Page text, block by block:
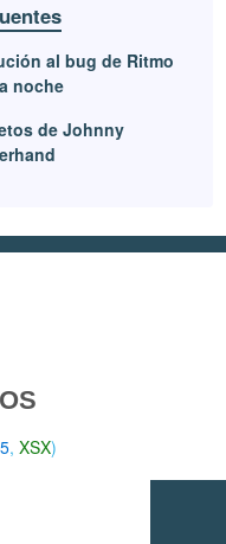
al bug de Ritmo
noche
de Johnny
,XSX)